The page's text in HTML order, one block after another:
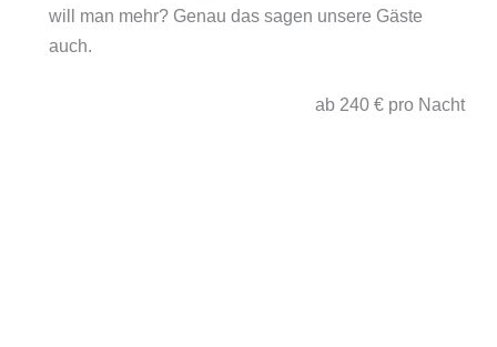
will man mehr? Genau das sagen unsere Gäste
auch.
ab 240 € pro Nacht